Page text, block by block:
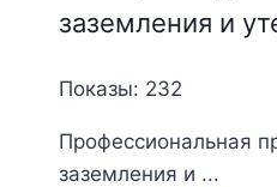
заземления и
Показы: 232
Профессиональная
заземления и ...